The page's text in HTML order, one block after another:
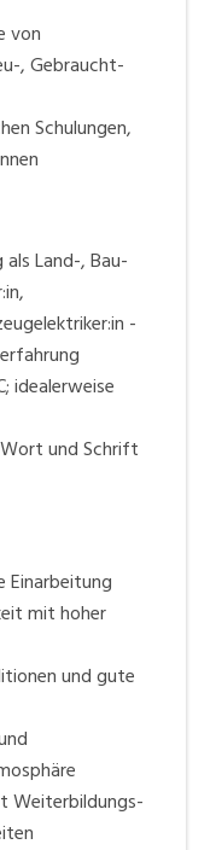
von
, Gebraucht-
Schulungen,
Land-, Bau-
-
idealerweise
und Schrift
Einarbeitung
mit hoher
und gute
Weiterbildungs-